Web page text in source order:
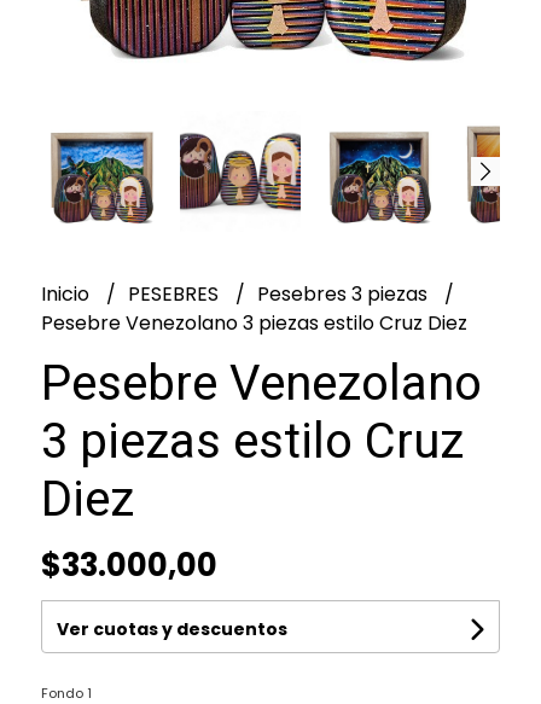
Inicio PESEBRES
Pesebres 3 piezas
Pesebre Venezolano 3 piezas estilo Cruz Diez
Pesebre Venezolano
3 piezas estilo Cruz
Diez
$33.000,00
Ver cuotas y descuentos
Fondo 1